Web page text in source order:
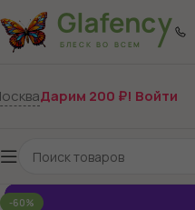
Дарим 200 ₽! Войти
-60%